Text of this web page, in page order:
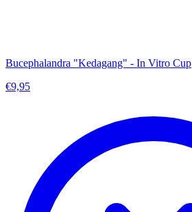
Bucephalandra "Kedagang" - In Vitro Cup
€9,95